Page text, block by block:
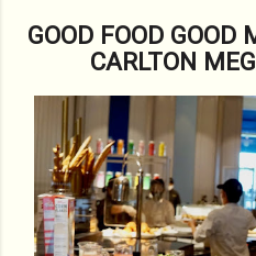
GOOD FOOD GOOD
CARLTON